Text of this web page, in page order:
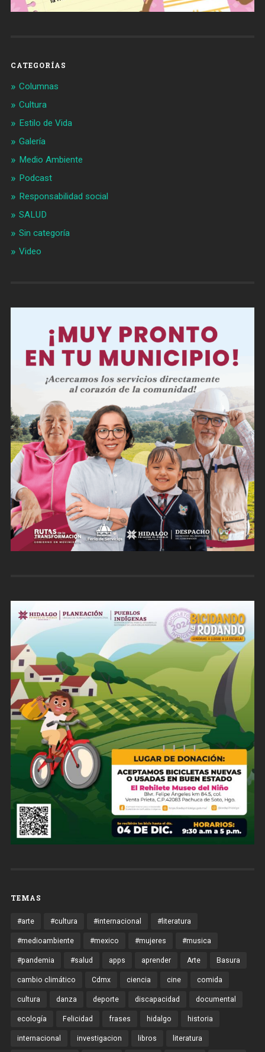
CATEGORÍAS
Columnas
Cultura
Estilo de Vida
Galería
Medio Ambiente
Podcast
Responsabilidad social
SALUD
Sin categoría
Video
TEMAS
#arte #cultura #internacional #literatura
#medioambiente #mexico #mujeres #musica
#pandemia #salud apps aprender Arte Basura
cambio climático Cdmx ciencia cine comida
cultura danza deporte discapacidad documental
ecología Felicidad frases hidalgo historia
internacional investigacion libros literatura